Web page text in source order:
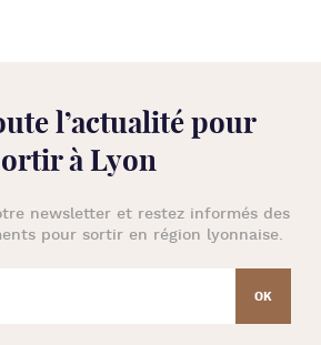
l’actualité pour
à Lyon
newsletter et restez informés des
pour sortir en région lyonnaise.